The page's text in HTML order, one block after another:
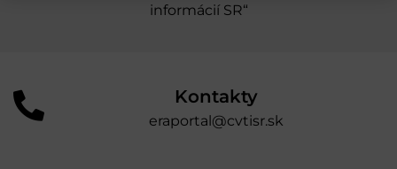
informácií SR“
Kontakty
eraportal@cvtisr.sk